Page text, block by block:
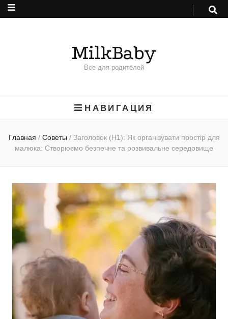
MilkBaby
Все для родителей
НАВИГАЦИЯ
Главная / Советы / Заголовок (H1): Як організувати простір для
малюка: Створюємо безпечне та розвивальне середовище